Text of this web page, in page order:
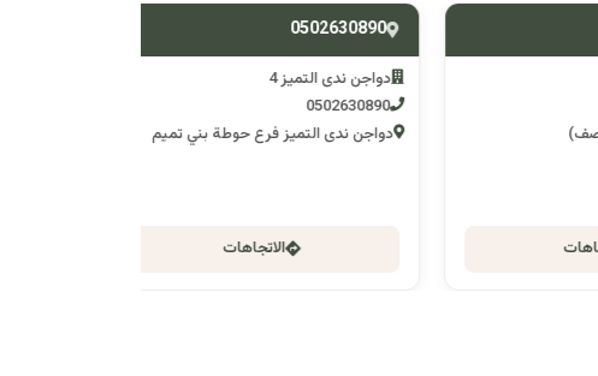
0502630890
دواجن ندى التميز 4
0502630890
دواجن ندى التميز فرع حوطة بني تميم
الاتجاهات